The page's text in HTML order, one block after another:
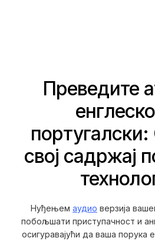
Преведите
свој садржај
Нуђењем аудио верзија
побољшати приступачност и
осигуравајући да ваша порука